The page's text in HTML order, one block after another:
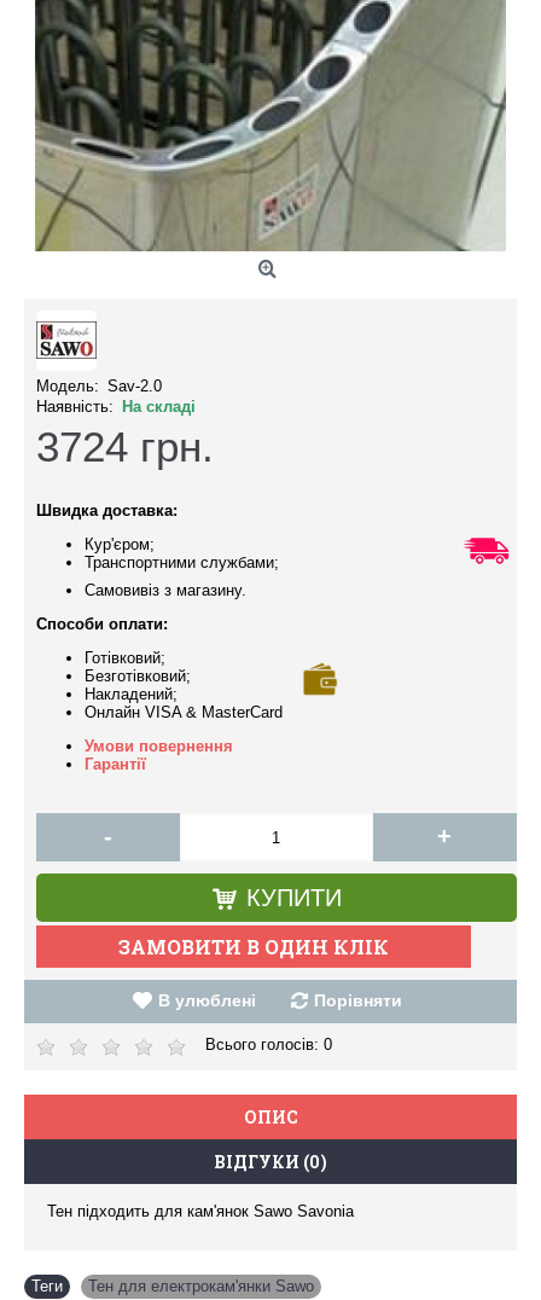
Модель: Sav-2.0
Наявність:
На складі
3724 грн.
Швидка доставка:
Кур'єром;
Транспортними службами;
Самовивіз з магазину.
Способи оплати:
Готівковий;
Безготівковий;
Накладений;
Онлайн VISA & MasterCard
Умови повернення
Гарантії
- +
КУПИТИ
В улюблені Порівняти
Всього голосів: 0
ОПИС
ВІДГУКИ (0)
Тен підходить для кам'янок Sawo Savonia
Теги Тен для електрокам'янки Sawo